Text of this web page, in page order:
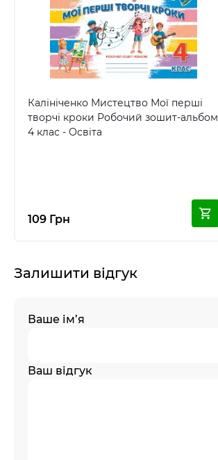
Калініченко Мистецтво Мої перші
творчі кроки Робочий зошит-альбом
4 клас - Освіта
109 Грн
Залишити відгук
Ваше ім’я
Ваш відгук